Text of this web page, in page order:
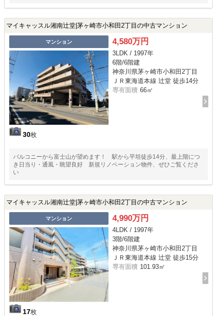
マイキャッスル湘南辻堂|茅ヶ崎市小和田2丁目の中古マンション
マンション
30枚
4,580万円
3LDK / 1997年
6階/6階建
神奈川県茅ヶ崎市小和田2丁目
ＪＲ東海道本線 辻堂 徒歩14分
専有面積 66㎡
バルコニーから富士山が望めます！ 駅から平坦徒歩14分、最上階につ
き日当り・通風・眺望良好 新規リノベーション物件、ぜひご覧くださ
い
マイキャッスル湘南辻堂|茅ヶ崎市小和田2丁目の中古マンション
マンション
17枚
4,990万円
4LDK / 1997年
3階/6階建
神奈川県茅ヶ崎市小和田2丁目
ＪＲ東海道本線 辻堂 徒歩15分
専有面積 101.93㎡